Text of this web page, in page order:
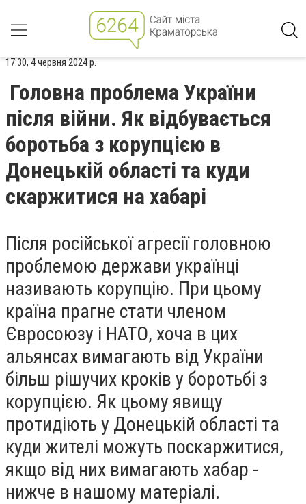
17:30, 4 червня 2024 р.
Головна проблема України
після війни. Як відбувається
боротьба з корупцією в
Донецькій області та куди
скаржитися на хабарі
Після російської агресії головною
проблемою держави українці
називають корупцію. При цьому
країна прагне стати членом
Євросоюзу і НАТО, хоча в цих
альянсах вимагають від України
більш рішучих кроків у боротьбі з
корупцією. Як цьому явищу
протидіють у Донецькій області та
куди жителі можуть поскаржитися,
якщо від них вимагають хабар -
нижче в нашому матеріалі.